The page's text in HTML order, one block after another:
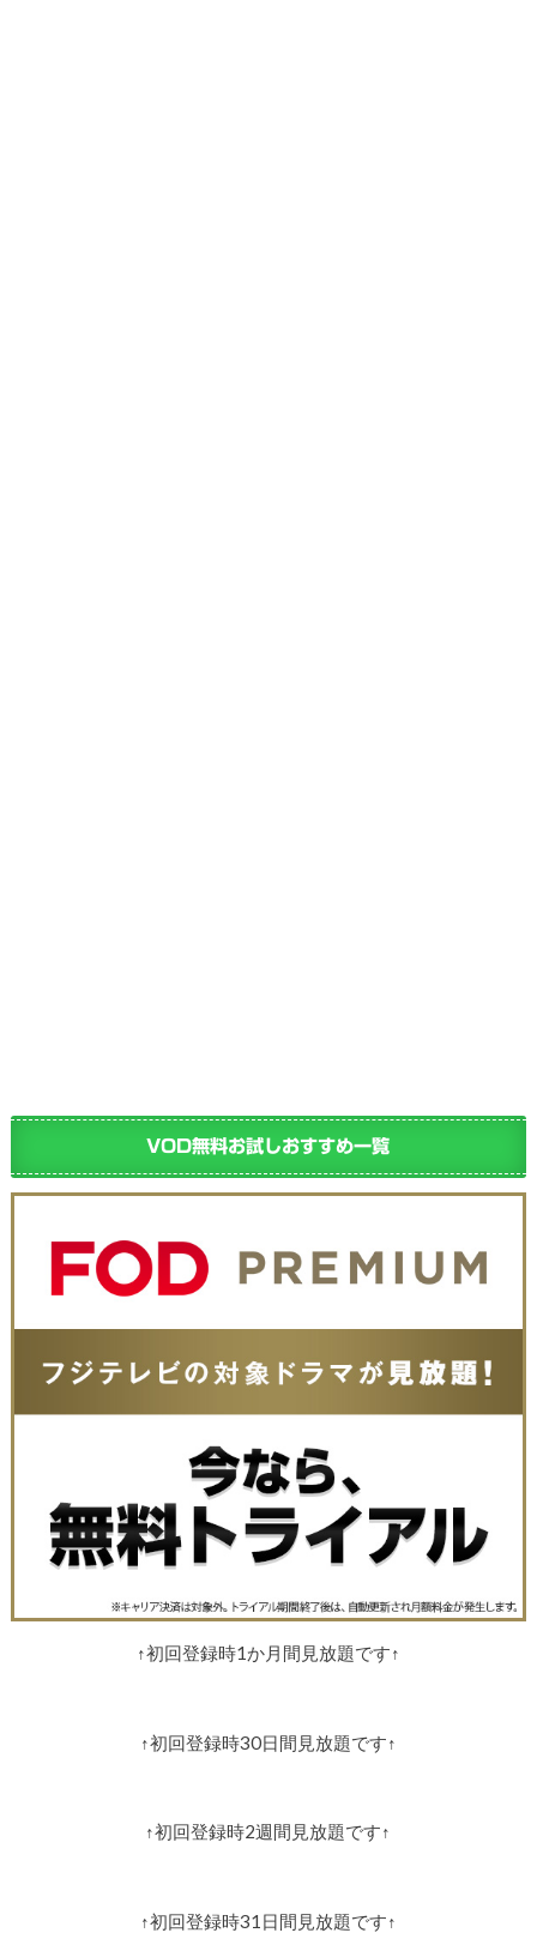
VOD無料お試しおすすめ一覧
↑初回登録時1か月間見放題です↑
↑初回登録時30日間見放題です↑
↑初回登録時2週間見放題です↑
↑初回登録時31日間見放題です↑